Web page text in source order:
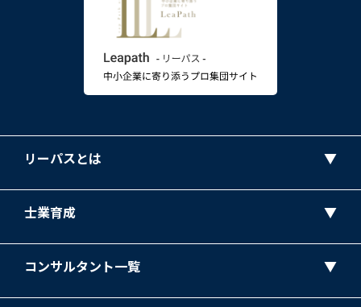
リーパスとは
士業育成
コンサルタント一覧